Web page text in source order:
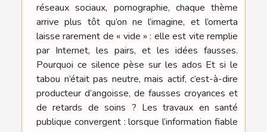
réseaux sociaux, pornographie, chaque thème
arrive plus tôt qu’on ne l’imagine, et l’omerta
laisse rarement de « vide » : elle est vite remplie
par Internet, les pairs, et les idées fausses.
Pourquoi ce silence pèse sur les ados Et si le
tabou n’était pas neutre, mais actif, c’est-à-dire
producteur d’angoisse, de fausses croyances et
de retards de soins ? Les travaux en santé
publique convergent : lorsque l’information fiable